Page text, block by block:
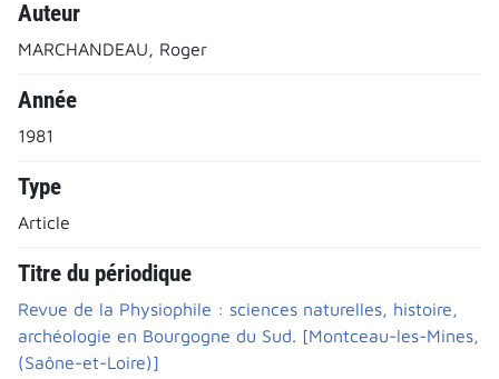
Auteur
MARCHANDEAU, Roger
Année
1981
Type
Article
Titre du périodique
Revue de la Physiophile : sciences naturelles, histoire,
archéologie en Bourgogne du Sud. [Montceau-les-Mines,
(Saône-et-Loire)]